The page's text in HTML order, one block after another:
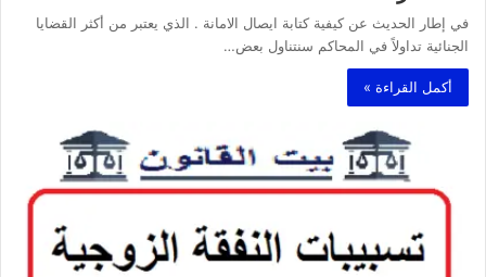
في إطار الحديث عن كيفية كتابة ايصال الامانة . الذي يعتبر من أكثر القضايا
الجنائية تداولاً في المحاكم سنتناول بعض…
أكمل القراءة »